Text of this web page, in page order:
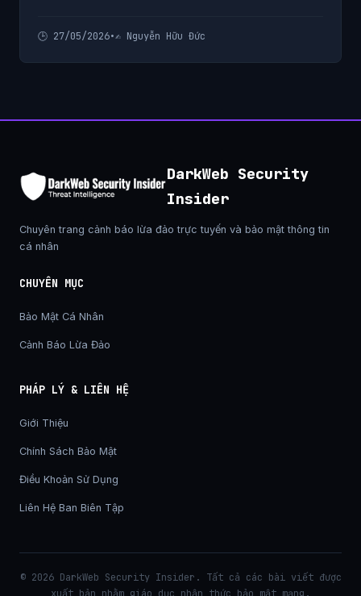
🕒 27/05/2026•✍️ Nguyễn Hữu Đức
DarkWeb Security
Insider
Chuyên trang cảnh báo lừa đảo trực tuyến và bảo mật thông tin
cá nhân
CHUYÊN MỤC
Bảo Mật Cá Nhân
Cảnh Báo Lừa Đảo
PHÁP LÝ & LIÊN HỆ
Giới Thiệu
Chính Sách Bảo Mật
Điều Khoản Sử Dụng
Liên Hệ Ban Biên Tập
© 2026 DarkWeb Security Insider. Tất cả các bài viết được
xuất bản nhằm giáo dục nhận thức bảo mật mạng.